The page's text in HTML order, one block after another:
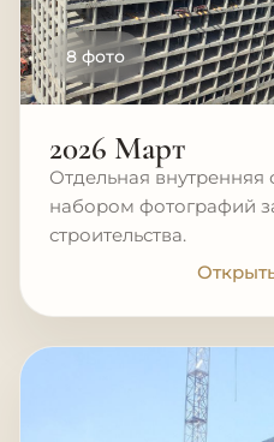
8 фото
2026 Март
Отдельная
набором фотографий
строительства.